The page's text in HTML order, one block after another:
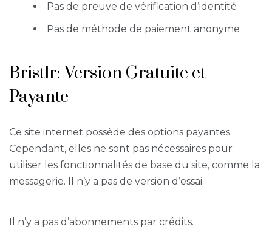
Pas de preuve de vérification d’identité
Pas de méthode de paiement anonyme
Bristlr: Version Gratuite et
Payante
Ce site internet possède des options payantes.
Cependant, elles ne sont pas nécessaires pour
utiliser les fonctionnalités de base du site, comme la
messagerie. Il n’y a pas de version d’essai.
Il n’y a pas d’abonnements par crédits.